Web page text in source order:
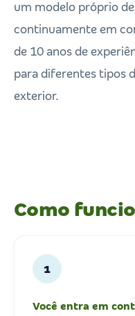
um modelo próprio
continuamente em
de 10 anos de
para diferentes tipos
exterior.
Como
1
Você entra em